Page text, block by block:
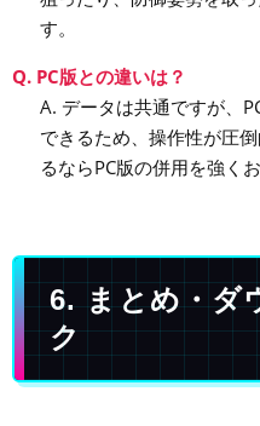
す。
Q. PC版との違いは？
A. データは共通ですが、
できるため、操作性が圧
るならPC版の併用を強く
6. まとめ・ダ
ク